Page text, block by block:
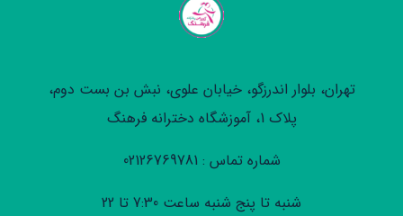
تهران، بلوار اندرزگو، خیابان علوی، نبش بن بست دوم،
پلاک 1، آموزشگاه دخترانه فرهنگ
شماره تماس : 02126769781
شنبه تا پنج شنبه ساعت 7:30 تا 22